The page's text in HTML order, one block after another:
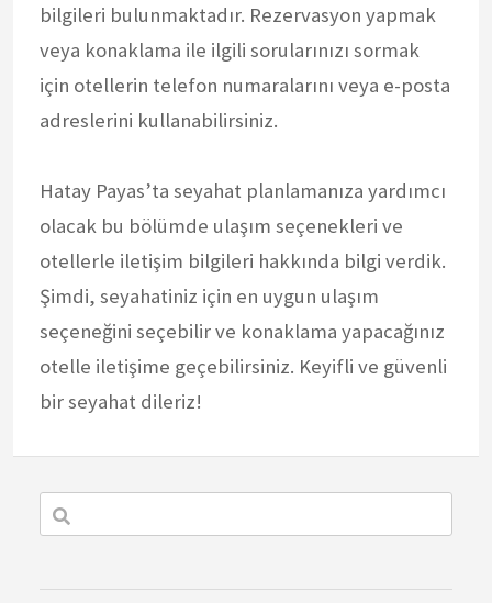
bilgileri bulunmaktadır. Rezervasyon yapmak
veya konaklama ile ilgili sorularınızı sormak
için otellerin telefon numaralarını veya e-posta
adreslerini kullanabilirsiniz.
Hatay Payas’ta seyahat planlamanıza yardımcı
olacak bu bölümde ulaşım seçenekleri ve
otellerle iletişim bilgileri hakkında bilgi verdik.
Şimdi, seyahatiniz için en uygun ulaşım
seçeneğini seçebilir ve konaklama yapacağınız
otelle iletişime geçebilirsiniz. Keyifli ve güvenli
bir seyahat dileriz!